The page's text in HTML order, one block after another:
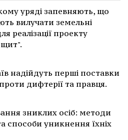
уряді запевняють, що
вилучати земельні
реалізації проекту
надійдуть перші поставки
дифтерії та правця.
зниклих осіб: методи
способи уникнення їхніх